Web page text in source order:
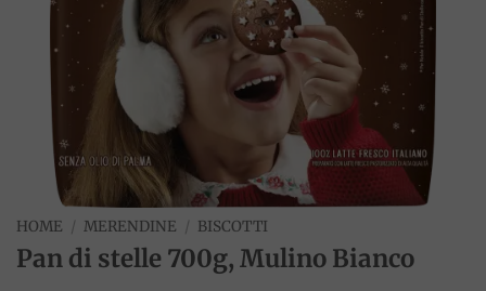
HOME / MERENDINE / BISCOTTI
Pan di stelle 700g, Mulino Bianco